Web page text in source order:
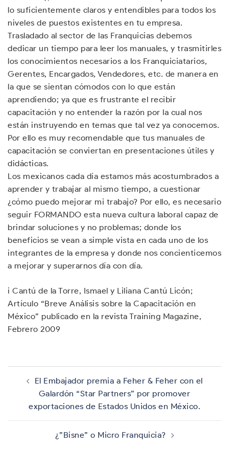
lo suficientemente claros y entendibles para todos los
niveles de puestos existentes en tu empresa.
Trasladado al sector de las Franquicias debemos
dedicar un tiempo para leer los manuales, y trasmitirles
los conocimientos necesarios a los Franquiciatarios,
Gerentes, Encargados, Vendedores, etc. de manera en
la que se sientan cómodos con lo que están
aprendiendo; ya que es frustrante el recibir
capacitación y no entender la razón por la cual nos
están instruyendo en temas que tal vez ya conocemos.
Por ello es muy recomendable que tus manuales de
capacitación se conviertan en presentaciones útiles y
didácticas.
Los mexicanos cada día estamos más acostumbrados a
aprender y trabajar al mismo tiempo, a cuestionar
¿cómo puedo mejorar mi trabajo? Por ello, es necesario
seguir FORMANDO esta nueva cultura laboral capaz de
brindar soluciones y no problemas; donde los
beneficios se vean a simple vista en cada uno de los
integrantes de la empresa y donde nos concienticemos
a mejorar y superarnos día con día.
i Cantú de la Torre, Ismael y Liliana Cantú Licón;
Artículo “Breve Análisis sobre la Capacitación en
México” publicado en la revista Training Magazine,
Febrero 2009
Navegación
entradas
El Embajador premia a Feher & Feher con el
Galardón “Star Partners” por promover
exportaciones de Estados Unidos en México.
¿”Bisne” o Micro Franquicia?